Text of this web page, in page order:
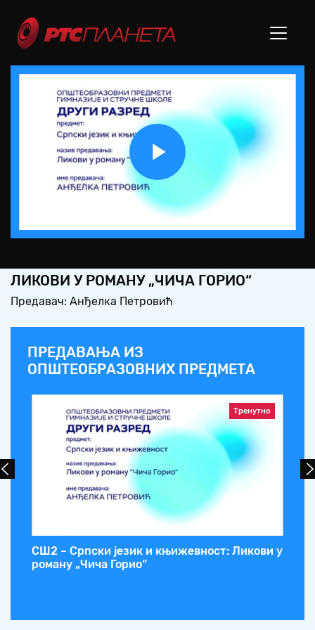
Play
Video
ЛИКОВИ У РОМАНУ „ЧИЧА ГОРИО“
Предавач: Анђелка Петровић
ПРЕДАВАЊА ИЗ
ОПШТЕОБРАЗОВНИХ ПРЕДМЕТА
Тренутно
СШ2 – Српски језик и књижевност: Ликови у
роману „Чича Горио“